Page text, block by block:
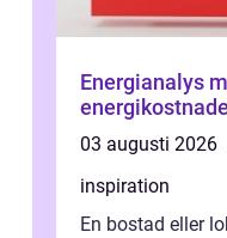
Energianalys malmö
03 augusti 2026
inspiration
En bostad eller